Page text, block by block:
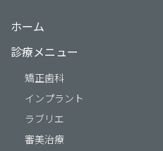
ホーム
診療メニュー
矯正歯科
インプラント
ラブリエ
審美治療